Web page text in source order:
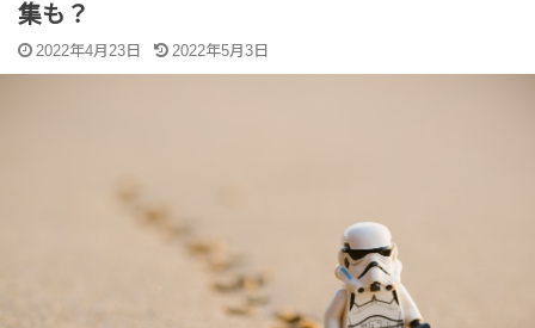
集も？
2022年4月23日 2022年5月3日